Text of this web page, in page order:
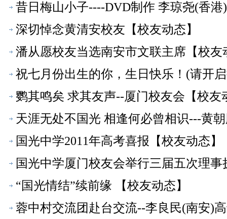
昔日梅山小子----DVD制作 李琼尧(香港
深切悼念黄清安校友【校友动态】
潘从愿校友当选南安市文联主席【校友
祝七月份出生的你，生日快乐！(请开
鹦其鸣矣 求其友声--厦门校友会【校友
天涯无处不国光 相逢何必曾相识---黄
国光中学2011年高考喜报【校友动态】
国光中学厦门校友会举行三届五次理
“国光情结”续前缘 【校友动态】
蓉中村交流团赴台交流--李良民(南安)